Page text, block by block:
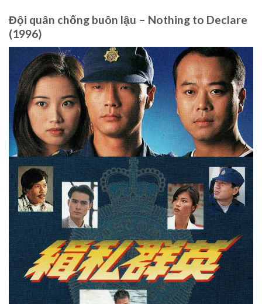
Đội quân chống buôn lậu – Nothing to Declare
(1996)